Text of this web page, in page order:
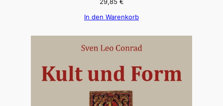
29,85 €
In den Warenkorb